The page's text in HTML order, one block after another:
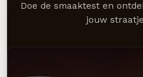
Doe de smaaktest en
jouw